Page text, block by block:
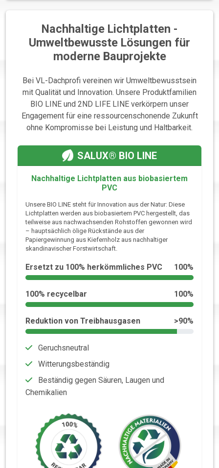
Nachhaltige Lichtplatten -
Umweltbewusste Lösungen für
moderne Bauprojekte
Bei VL-Dachprofi vereinen wir Umweltbewusstsein
mit Qualität und Innovation. Unsere Produktfamilien
BIO LINE und 2ND LIFE LINE verkörpern unser
Engagement für eine ressourcenschonende Zukunft
ohne Kompromisse bei Leistung und Haltbarkeit.
SALUX® BIO LINE
Nachhaltige Lichtplatten aus biobasiertem
PVC
Unsere BIO LINE steht für Innovation aus der Natur: Diese
Lichtplatten werden aus biobasiertem PVC hergestellt, das
teilweise aus nachwachsenden Rohstoffen gewonnen wird
– hauptsächlich ölige Rückstände aus der
Papiergewinnung aus Kiefernholz aus nachhaltiger
skandinavischer Forstwirtschaft.
Ersetzt zu 100% herkömmliches PVC 100%
100% recycelbar 100%
Reduktion von Treibhausgasen >90%
Geruchsneutral
Witterungsbeständig
Beständig gegen Säuren, Laugen und
Chemikalien